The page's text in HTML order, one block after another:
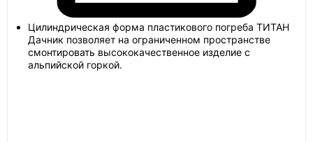
Цилиндрическая форма пластикового погреба ТИТАН
Дачник позволяет на ограниченном пространстве
смонтировать высококачественное изделие с
альпийской горкой.